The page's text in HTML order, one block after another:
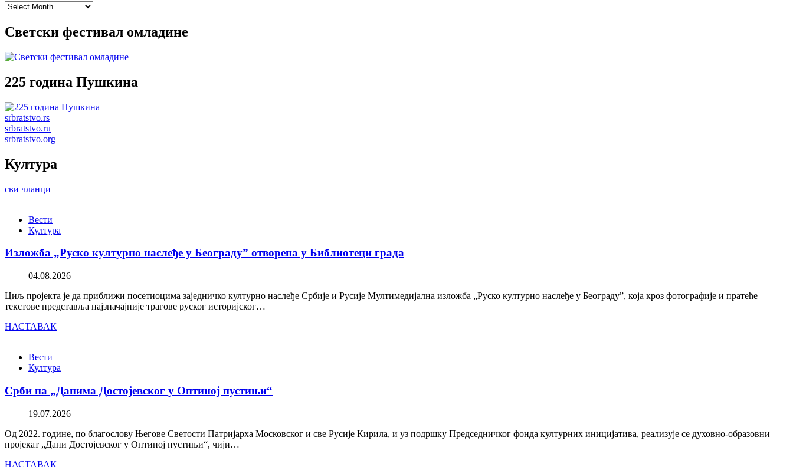
Archives
Светски фестивал омладине
225 година Пушкина
srbratstvo.rs
srbratstvo.ru
srbratstvo.org
Култура
сви чланци
Вести
Култура
Изложба „Руско културно наслеђе у Београду” отворена у Библиотеци града
04.08.2026
Циљ пројекта је да приближи посетиоцима заједничко културно наслеђе Србије и Русије Мултимедијална изложба „Руско културно наслеђе у Београду”, која кроз фотографије и пратеће
текстове представља најзначајније трагове руског историјског…
НАСТАВАК
Вести
Култура
Срби на „Данима Достојевског у Оптиној пустињи“
19.07.2026
Од 2022. године, по благослову Његове Светости Патријарха Московског и све Русије Кирила, и уз подршку Председничког фонда културних иницијатива, реализује се духовно-образовни
пројекат „Дани Достојевског у Оптиној пустињи“, чији…
НАСТАВАК